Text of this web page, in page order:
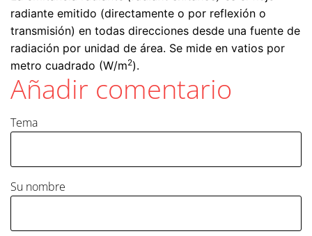
radiante emitido (directamente o por reflexión o
transmisión) en todas direcciones desde una fuente de
radiación por unidad de área. Se mide en vatios por
metro cuadrado (W/m2).
Añadir comentario
Tema
Su nombre